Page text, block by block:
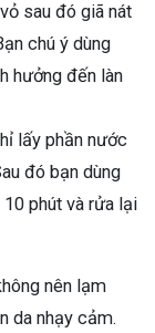
sau đó giã nát
chú ý dùng
hưởng đến làn
lấy phần nước
đó bạn dùng
10 phút và rửa lại
nên lạm
da nhạy cảm.